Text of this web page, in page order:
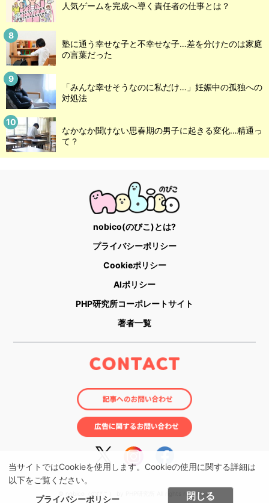
当サイトではCookieを使用します。Cookieの使用に関する詳細は
以下をご覧ください。
プライバシーポリシー
閉じる
人気ゲームを完成へ導く責任者の仕事とは？
塾に通う幸せな子と不幸せな子…差を分けたのは家庭
の言葉だった
「みんな幸せそうなのに私だけ…」妊娠中の孤独への
対処法
なかなか聞けない思春期の男子に起きる変化…精通っ
て？
nobico(のびこ)とは?
プライバシーポリシー
Cookieポリシー
AIポリシー
PHP研究所コーポレートサイト
著者一覧
© nobico（のびこ） by PHP研究所 All rights reserved.